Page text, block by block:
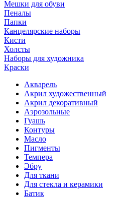
Мешки для обуви
Пеналы
Папки
Канцелярские наборы
Кисти
Холсты
Наборы для художника
Краски
Акварель
Акрил художественный
Акрил декоративный
Аэрозольные
Гуашь
Контуры
Масло
Пигменты
Темпера
Эбру
Для ткани
Для стекла и керамики
Батик